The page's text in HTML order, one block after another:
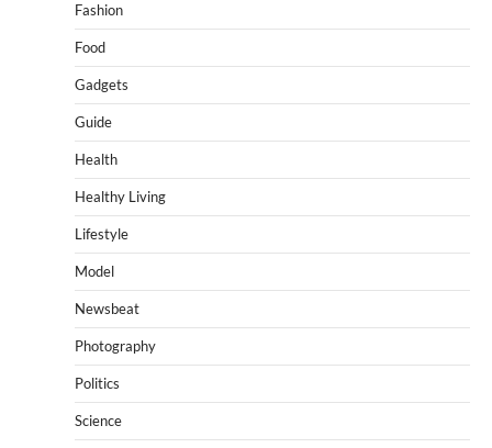
Fashion
Food
Gadgets
Guide
Health
Healthy Living
Lifestyle
Model
Newsbeat
Photography
Politics
Science